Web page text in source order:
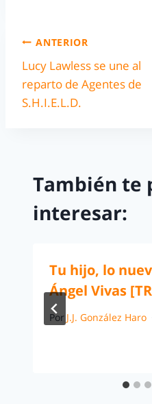
ANTERIOR
Lucy Lawless se une al
reparto de Agentes de
S.H.I.E.L.D.
También te
interesar:
Tu hijo, lo
Ángel Vivas
Por J.J. González Haro